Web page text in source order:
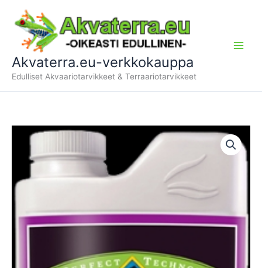
sisältöön
Akvaterra.eu-verkkokauppa
Edulliset Akvaariotarvikkeet & Terraariotarvikkeet